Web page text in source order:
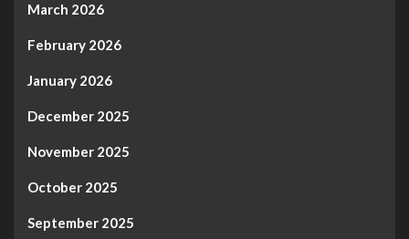
March 2026
February 2026
January 2026
December 2025
November 2025
October 2025
September 2025